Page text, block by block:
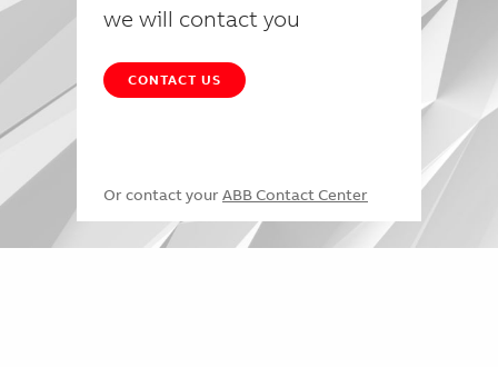
we will contact you
CONTACT US
Or contact your ABB Contact Center